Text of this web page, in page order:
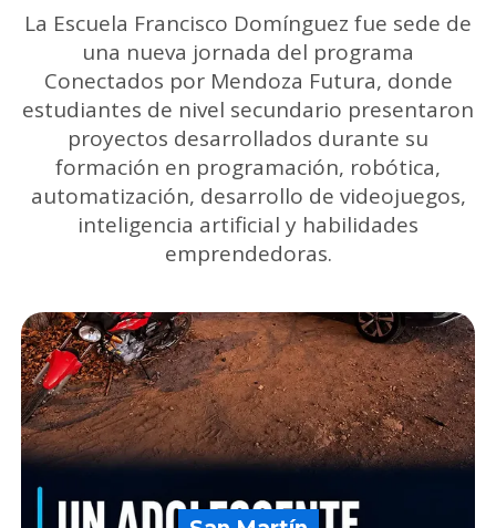
La Escuela Francisco Domínguez fue sede de
una nueva jornada del programa
Conectados por Mendoza Futura, donde
estudiantes de nivel secundario presentaron
proyectos desarrollados durante su
formación en programación, robótica,
automatización, desarrollo de videojuegos,
inteligencia artificial y habilidades
emprendedoras.